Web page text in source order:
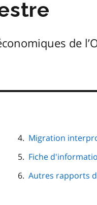
de
Migration
Fiche
Autres rapports